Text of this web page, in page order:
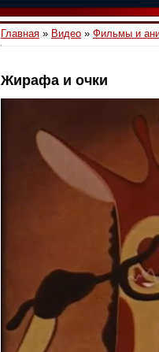
Главная » Видео » Фильмы и
Жирафа и очки